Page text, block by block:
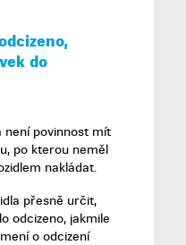
do
není povinnost mít
po kterou neměl
nakládat.
přesně určit,
odcizeno, jakmile
o odcizení